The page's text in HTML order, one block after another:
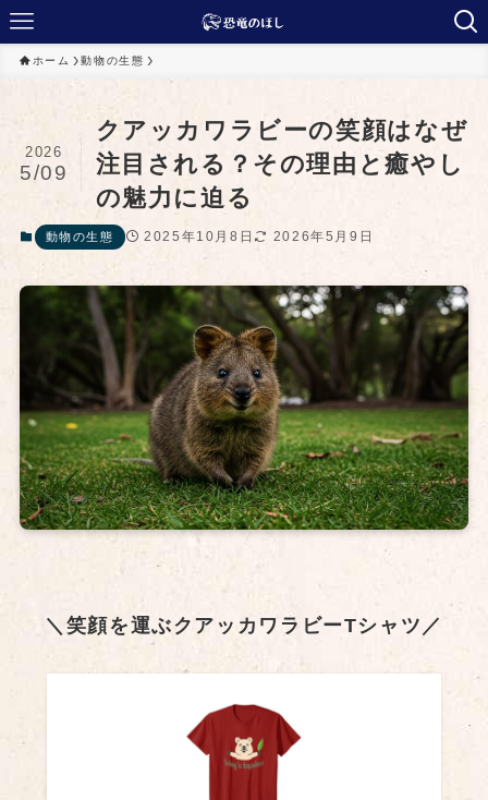
ホーム 動物の生態
クアッカワラビーの笑顔はなぜ
注目される？その理由と癒やし
の魅力に迫る
2026
5/09
動物の生態 2025年10月8日 2026年5月9日
＼笑顔を運ぶクアッカワラビーTシャツ／